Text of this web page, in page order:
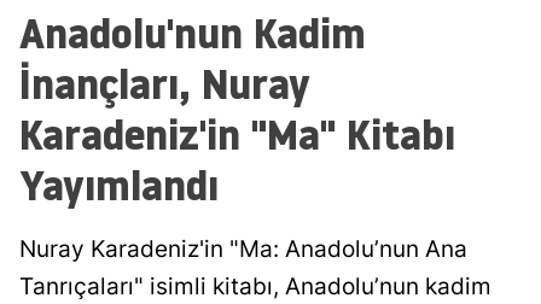
Anadolu'nun Kadim
İnançları, Nuray
Karadeniz'in "Ma" Kitabı
Yayımlandı
Nuray Karadeniz'in "Ma: Anadolu’nun Ana
Tanrıçaları" isimli kitabı, Anadolu’nun kadim